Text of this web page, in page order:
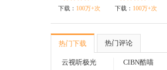
下载： 100万+次 下载： 100万+次
热门下载 热门评论
云视听极光
CIBN酷喵